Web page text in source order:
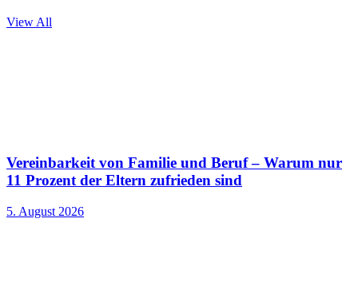
View All
Vereinbarkeit von Familie und Beruf – Warum nur
11 Prozent der Eltern zufrieden sind
5. August 2026